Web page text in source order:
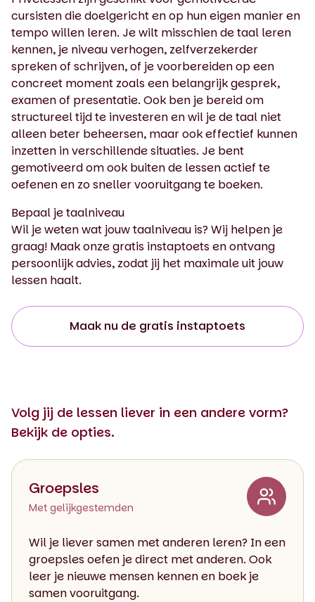
cursisten die doelgericht en op hun eigen manier en
tempo willen leren. Je wilt misschien de taal leren
kennen, je niveau verhogen, zelfverzekerder
spreken of schrijven, of je voorbereiden op een
concreet moment zoals een belangrijk gesprek,
examen of presentatie. Ook ben je bereid om
structureel tijd te investeren en wil je de taal niet
alleen beter beheersen, maar ook effectief kunnen
inzetten in verschillende situaties. Je bent
gemotiveerd om ook buiten de lessen actief te
oefenen en zo sneller vooruitgang te boeken.
Bepaal je taalniveau
Wil je weten wat jouw taalniveau is? Wij helpen je
graag! Maak onze gratis instaptoets en ontvang
persoonlijk advies, zodat jij het maximale uit jouw
lessen haalt.
Maak nu de gratis instaptoets
Volg jij de lessen liever in een andere vorm?
Bekijk de opties.
Groepsles
Met gelijkgestemden
Wil je liever samen met anderen leren? In een
groepsles oefen je direct met anderen. Ook
leer je nieuwe mensen kennen en boek je
samen vooruitgang.